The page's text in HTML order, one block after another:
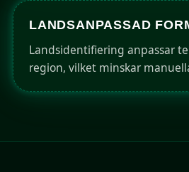
LANDSANPASSAD
Landsidentifiering anpassar
region, vilket minskar